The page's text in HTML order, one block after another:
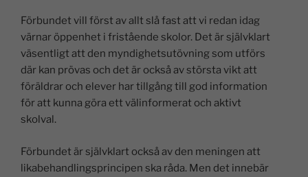
Förbundet vill först av allt slå fast att vi redan idag
värnar öppenhet i fristående skolor. Det är självklart
väsentligt att den myndighetsutövning som utförs
där kan prövas och det är också av största vikt att
föräldrar och elever har tillgång till god information
för att kunna göra ett välinformerat och aktivt
skolval.
Förbundet är självklart också av den meningen att
likabehandlingsprincipen ska råda. Men det innebär